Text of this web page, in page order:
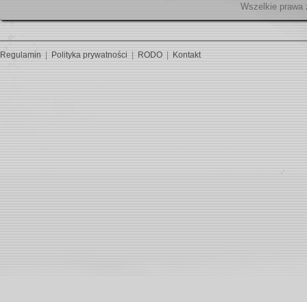
Regulamin| Polityka prywatności RODO Kontakt